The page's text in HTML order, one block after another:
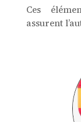
Ces
assurent